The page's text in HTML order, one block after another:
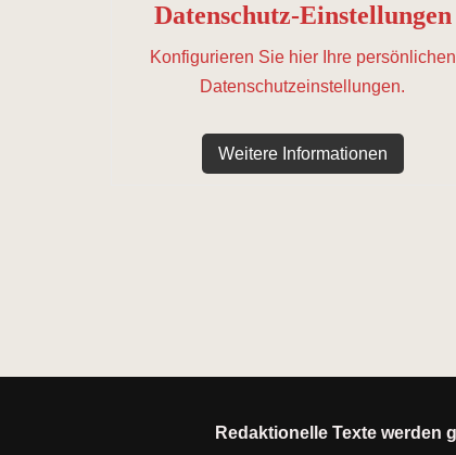
Datenschutz-Einstellungen
Konfigurieren Sie hier Ihre persönlichen
Datenschutzeinstellungen.
Weitere Informationen
Redaktionelle Texte werden